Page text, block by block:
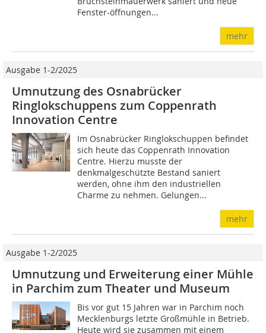
Fenster-öffnungen...
mehr
Ausgabe 1-2/2025
Umnutzung des Osnabrücker
Ringlokschuppens zum Coppenrath
Innovation Centre
Im Osnabrücker Ringlokschuppen befindet
sich heute das Coppenrath Innovation
Centre. Hierzu musste der
denkmalgeschützte Bestand saniert
werden, ohne ihm den industriellen
Charme zu nehmen. Gelungen...
mehr
Ausgabe 1-2/2025
Umnutzung und Erweiterung einer Mühle
in Parchim zum Theater und Museum
Bis vor gut 15 Jahren war in Parchim noch
Mecklenburgs letzte Großmühle in Betrieb.
Heute wird sie zusammen mit einem